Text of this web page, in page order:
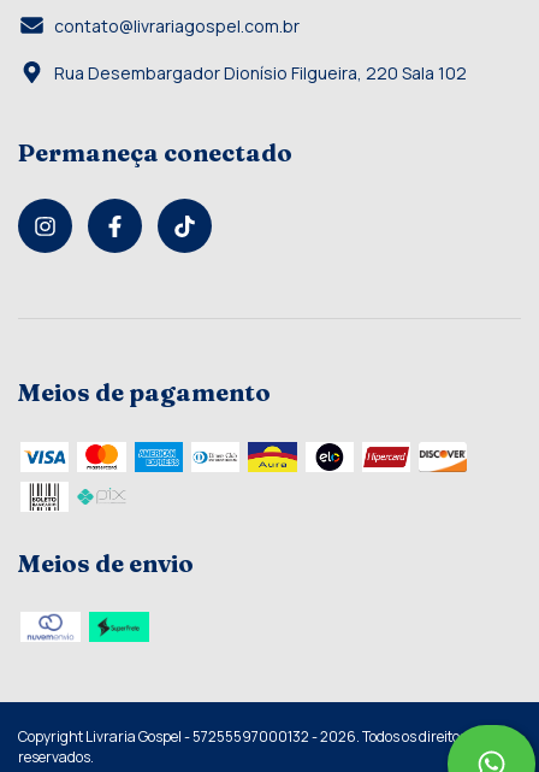
contato@livrariagospel.com.br
Rua Desembargador Dionísio Filgueira, 220 Sala 102
Permaneça conectado
Meios de pagamento
Meios de envio
Copyright Livraria Gospel - 57255597000132 - 2026. Todos os direitos
reservados.